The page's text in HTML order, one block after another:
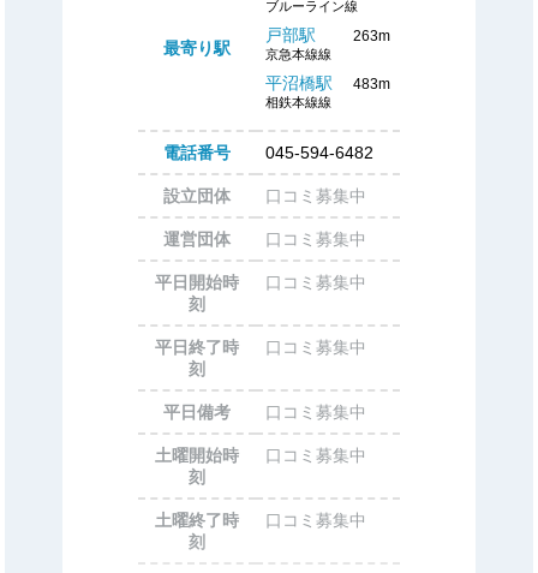
最寄り駅
ブルーライン線
戸部駅 263m
京急本線線
平沼橋駅 483m
相鉄本線線
電話番号 045-594-6482
設立団体 口コミ募集中
運営団体 口コミ募集中
平日開始時
刻
口コミ募集中
平日終了時
刻
口コミ募集中
平日備考 口コミ募集中
土曜開始時
刻
口コミ募集中
土曜終了時
刻
口コミ募集中